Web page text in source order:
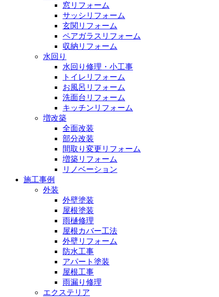
窓リフォーム
サッシリフォーム
玄関リフォーム
ペアガラスリフォーム
収納リフォーム
水回り
水回り修理・小工事
トイレリフォーム
お風呂リフォーム
洗面台リフォーム
キッチンリフォーム
増改築
全面改装
部分改装
間取り変更リフォーム
増築リフォーム
リノベーション
施工事例
外装
外壁塗装
屋根塗装
雨樋修理
屋根カバー工法
外壁リフォーム
防水工事
アパート塗装
屋根工事
雨漏り修理
エクステリア